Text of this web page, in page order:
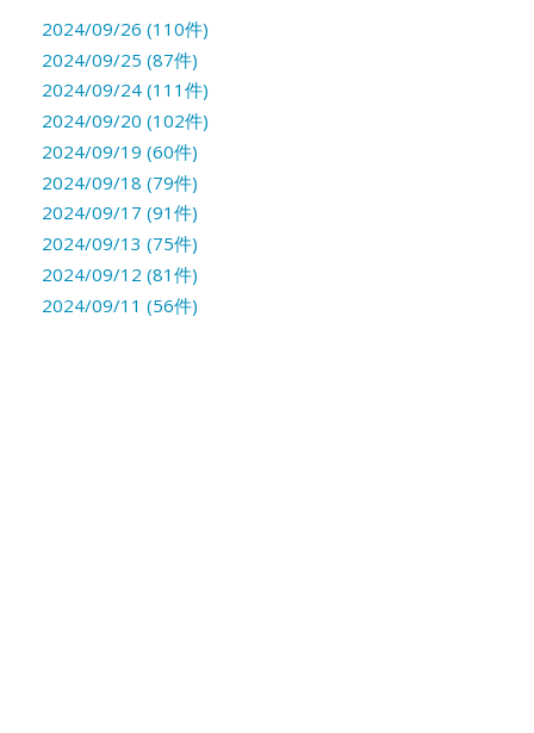
2024/09/26 (110件)
2024/09/25 (87件)
2024/09/24 (111件)
2024/09/20 (102件)
2024/09/19 (60件)
2024/09/18 (79件)
2024/09/17 (91件)
2024/09/13 (75件)
2024/09/12 (81件)
2024/09/11 (56件)